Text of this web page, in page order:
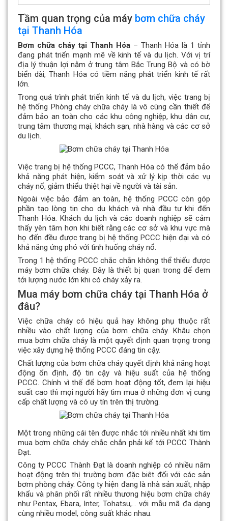
Tầm quan trọng của máy bơm chữa cháy
tại Thanh Hóa
Bơm chữa cháy tại Thanh Hóa – Thanh Hóa là 1 tỉnh
đang phát triển mạnh mẽ về kinh tế và du lịch. Với vị trí
địa lý thuận lợi nằm ở trung tâm Bắc Trung Bộ và có bờ
biển dài, Thanh Hóa có tiềm năng phát triển kinh tế rất
lớn.
Trong quá trình phát triển kinh tế và du lịch, việc trang bị
hệ thống Phòng cháy chữa cháy là vô cùng cần thiết để
đảm bảo an toàn cho các khu công nghiệp, khu dân cư,
trung tâm thương mại, khách sạn, nhà hàng và các cơ sở
du lịch.
Việc trang bị hệ thống PCCC, Thanh Hóa có thể đảm bảo
khả năng phát hiện, kiểm soát và xử lý kịp thời các vụ
cháy nổ, giảm thiểu thiệt hại về người và tài sản.
Ngoài việc bảo đảm an toàn, hệ thống PCCC còn góp
phần tạo lòng tin cho du khách và nhà đầu tư khi đến
Thanh Hóa. Khách du lịch và các doanh nghiệp sẽ cảm
thấy yên tâm hơn khi biết rằng các cơ sở và khu vực mà
họ đến đều được trang bị hệ thống PCCC hiện đại và có
khả năng ứng phó với tình huống cháy nổ.
Trong 1 hệ thống PCCC chắc chắn không thể thiếu được
máy bơm chữa cháy. Đây là thiết bị quan trong để đem
tới lượng nước lớn khi có cháy xảy ra.
Mua máy bơm chữa cháy tại Thanh Hóa ở
đâu?
Việc chữa cháy có hiệu quả hay không phụ thuộc rất
nhiều vào chất lượng của bơm chữa cháy. Khâu chọn
mua bơm chữa cháy là một quyết định quan trọng trong
việc xây dựng hệ thống PCCC đáng tin cậy.
Chất lượng của bơm chữa cháy quyết định khả năng hoạt
động ổn định, độ tin cậy và hiệu suất của hệ thống
PCCC. Chính vì thế để bơm hoạt động tốt, đem lại hiệu
suất cao thì mọi người hãy tìm mua ở những đơn vị cung
cấp chất lượng và có uy tín trên thị trường.
Một trong những cái tên được nhắc tới nhiều nhất khi tìm
mua bơm chữa cháy chắc chắn phải kể tới PCCC Thành
Đạt.
Công ty PCCC Thành Đạt là doanh nghiệp có nhiều năm
hoạt động trên thị trường bơm đặc biêt đối với các sản
bơm phòng cháy. Công ty hiện đang là nhà sản xuất, nhập
khẩu và phân phối rất nhiều thương hiệu bơm chữa cháy
như Pentax, Ebara, Inter, Tohatsu,… với mẫu mã đa dạng
cùng nhiều model, công suất khác nhau.